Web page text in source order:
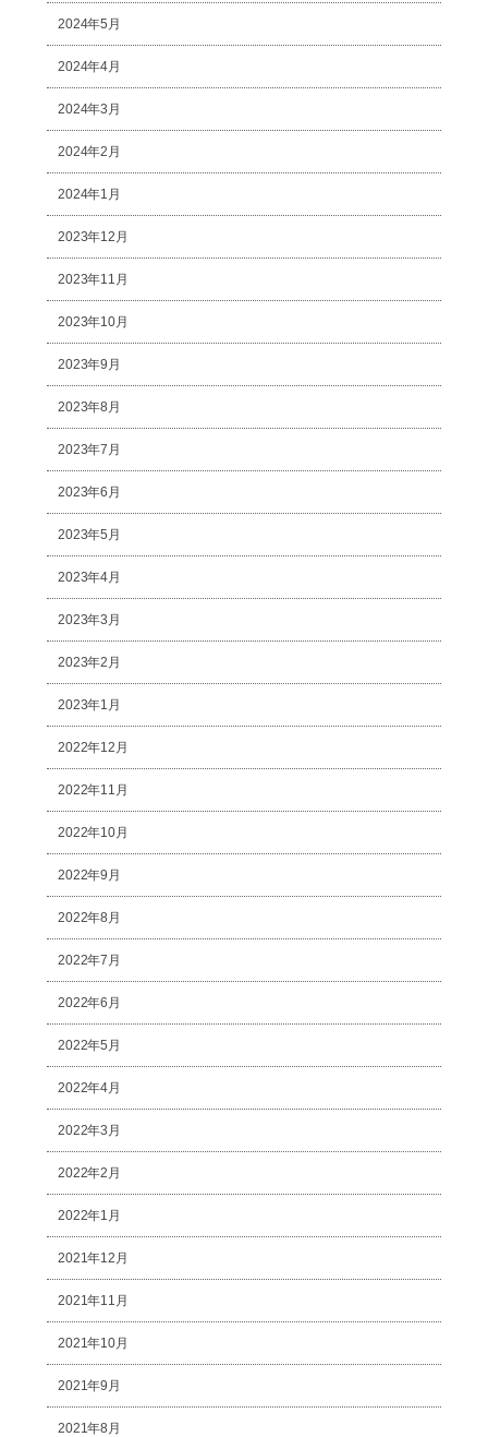
2024年5月
2024年4月
2024年3月
2024年2月
2024年1月
2023年12月
2023年11月
2023年10月
2023年9月
2023年8月
2023年7月
2023年6月
2023年5月
2023年4月
2023年3月
2023年2月
2023年1月
2022年12月
2022年11月
2022年10月
2022年9月
2022年8月
2022年7月
2022年6月
2022年5月
2022年4月
2022年3月
2022年2月
2022年1月
2021年12月
2021年11月
2021年10月
2021年9月
2021年8月